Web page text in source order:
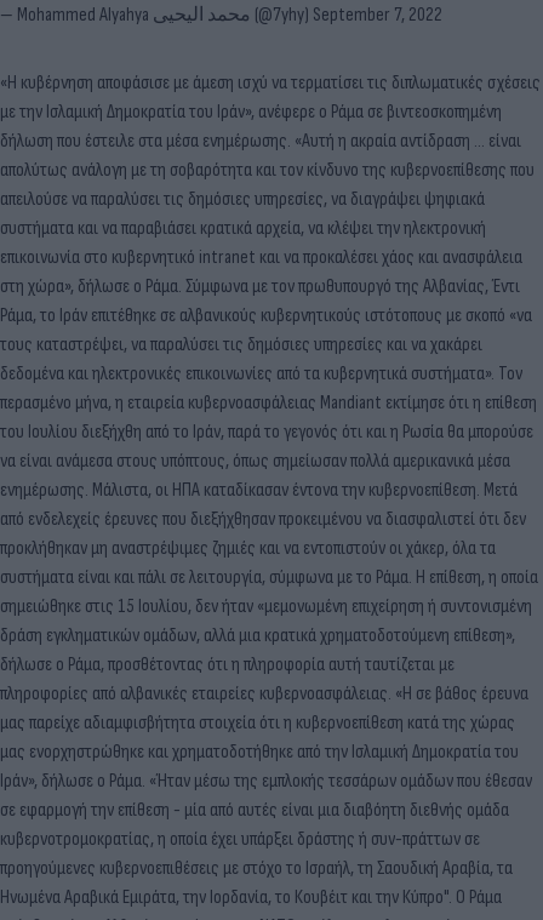
— Mohammed Alyahya محمد اليحيى (@7yhy) September 7, 2022
«Η κυβέρνηση αποφάσισε με άμεση ισχύ να τερματίσει τις διπλωματικές σχέσεις
με την Ισλαμική Δημοκρατία του Ιράν», ανέφερε ο Ράμα σε βιντεοσκοπημένη
δήλωση που έστειλε στα μέσα ενημέρωσης. «Αυτή η ακραία αντίδραση ... είναι
απολύτως ανάλογη με τη σοβαρότητα και τον κίνδυνο της κυβερνοεπίθεσης που
απειλούσε να παραλύσει τις δημόσιες υπηρεσίες, να διαγράψει ψηφιακά
συστήματα και να παραβιάσει κρατικά αρχεία, να κλέψει την ηλεκτρονική
επικοινωνία στο κυβερνητικό intranet και να προκαλέσει χάος και ανασφάλεια
στη χώρα», δήλωσε ο Ράμα. Σύμφωνα με τον πρωθυπουργό της Αλβανίας, Έντι
Ράμα, το Ιράν επιτέθηκε σε αλβανικούς κυβερνητικούς ιστότοπους με σκοπό «να
τους καταστρέψει, να παραλύσει τις δημόσιες υπηρεσίες και να χακάρει
δεδομένα και ηλεκτρονικές επικοινωνίες από τα κυβερνητικά συστήματα». Τον
περασμένο μήνα, η εταιρεία κυβερνοασφάλειας Mandiant εκτίμησε ότι η επίθεση
του Ιουλίου διεξήχθη από το Ιράν, παρά το γεγονός ότι και η Ρωσία θα μπορούσε
να είναι ανάμεσα στους υπόπτους, όπως σημείωσαν πολλά αμερικανικά μέσα
ενημέρωσης. Μάλιστα, οι ΗΠΑ καταδίκασαν έντονα την κυβερνοεπίθεση. Μετά
από ενδελεχείς έρευνες που διεξήχθησαν προκειμένου να διασφαλιστεί ότι δεν
προκλήθηκαν μη αναστρέψιμες ζημιές και να εντοπιστούν οι χάκερ, όλα τα
συστήματα είναι και πάλι σε λειτουργία, σύμφωνα με το Ράμα. Η επίθεση, η οποία
σημειώθηκε στις 15 Ιουλίου, δεν ήταν «μεμονωμένη επιχείρηση ή συντονισμένη
δράση εγκληματικών ομάδων, αλλά μια κρατικά χρηματοδοτούμενη επίθεση»,
δήλωσε ο Ράμα, προσθέτοντας ότι η πληροφορία αυτή ταυτίζεται με
πληροφορίες από αλβανικές εταιρείες κυβερνοασφάλειας. «Η σε βάθος έρευνα
μας παρείχε αδιαμφισβήτητα στοιχεία ότι η κυβερνοεπίθεση κατά της χώρας
μας ενορχηστρώθηκε και χρηματοδοτήθηκε από την Ισλαμική Δημοκρατία του
Ιράν», δήλωσε ο Ράμα. «Ήταν μέσω της εμπλοκής τεσσάρων ομάδων που έθεσαν
σε εφαρμογή την επίθεση - μία από αυτές είναι μια διαβόητη διεθνής ομάδα
κυβερνοτρομοκρατίας, η οποία έχει υπάρξει δράστης ή συν-πράττων σε
προηγούμενες κυβερνοεπιθέσεις με στόχο το Ισραήλ, τη Σαουδική Αραβία, τα
Ηνωμένα Αραβικά Εμιράτα, την Ιορδανία, το Κουβέιτ και την Κύπρο". Ο Ράμα